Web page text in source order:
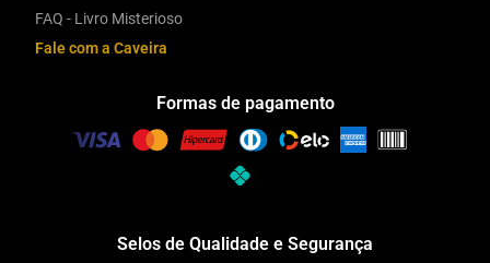
FAQ - Livro Misterioso
Fale com a Caveira
Formas de pagamento
Selos de Qualidade e Segurança